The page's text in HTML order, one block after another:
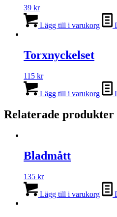
alternativen
kan
39 kr
Lägg till i varukorg
Torxnyckelset
115 kr
Lägg till i varukorg
Relaterade produkter
Bladmått
135 kr
Lägg till i varukorg